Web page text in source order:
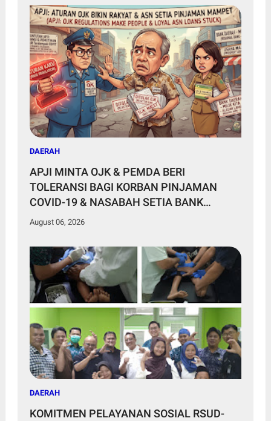
DAERAH
APJI MINTA OJK & PEMDA BERI
TOLERANSI BAGI KORBAN PINJAMAN
COVID-19 & NASABAH SETIA BANK
DAERAH
August 06, 2026
DAERAH
KOMITMEN PELAYANAN SOSIAL RSUD-